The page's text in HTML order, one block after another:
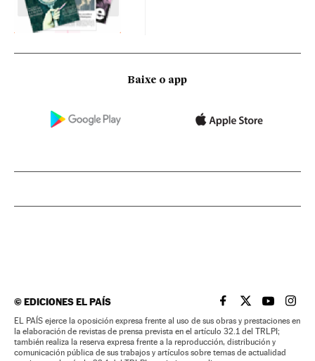
Baixe o app
©EDICIONES EL PAÍS EL PAÍS BRASIL EN
EL PAÍSEL PAÍS
EL
EL PAÍS ejerce la oposición expresa frente al uso de sus obras y prestaciones en
la elaboración de revistas de prensa prevista en el artículo 32.1 del TRLPI;
también realiza la reserva expresa frente a la reproducción, distribución y
comunicación pública de sus trabajos y artículos sobre temas de actualidad